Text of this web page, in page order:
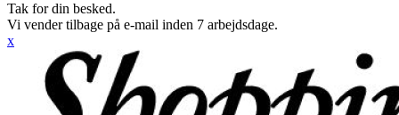
Tak for din besked.
Vi vender tilbage på e-mail inden 7 arbejdsdage.
x